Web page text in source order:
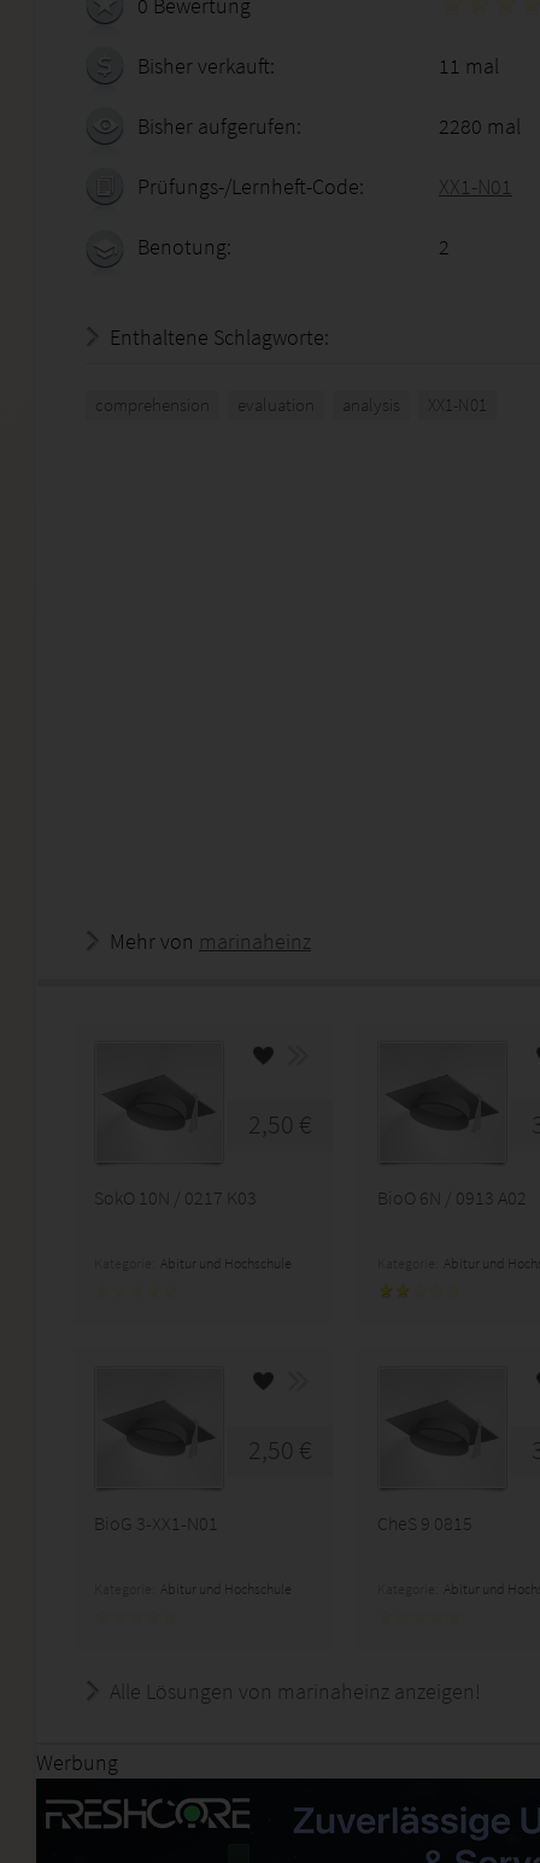
Bisher verkauft: 11 mal
Bisher aufgerufen: 2280 mal
Prüfungs-/Lernheft-Code: XX1-N01
Benotung: 2
Enthaltene Schlagworte:
comprehension evaluation analysis XX1-N01
Mehr von marinaheinz
2,50 €
SokO 10N / 0217 K03
Abitur und Hochschule
BioO 6N / 0913 A02
Abitur und
2,50 €
BioG 3-XX1-N01
Abitur und Hochschule
CheS 9 0815
Abitur und
Alle Lösungen von marinaheinz anzeigen!
Werbung